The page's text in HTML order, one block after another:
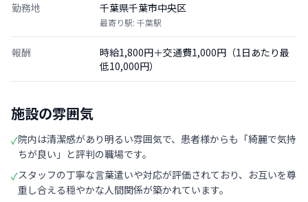
勤務地 千葉県千葉市中央区
最寄り駅: 千葉駅
報酬
時給1,800円＋交通費1,000円（1日あたり最
低10,000円）
施設の雰囲気
✓院内は清潔感があり明るい雰囲気で、患者様からも「綺麗で気持
ちが良い」と評判の職場です。
✓スタッフの丁寧な言葉遣いや対応が評価されており、お互いを尊
重し合える穏やかな人間関係が築かれています。